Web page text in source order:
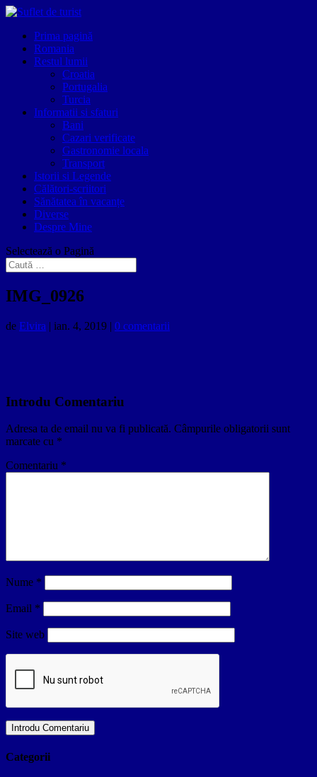
Prima pagină
Romania
Restul lumii
Croatia
Portugalia
Turcia
Informatii si sfaturi
Bani
Cazari verificate
Gastronomie locala
Transport
Istorii si Legende
Călători-scriitori
Sănătatea în vacanțe
Diverse
Despre Mine
Selectează o Pagină
IMG_0926
de Elvira | ian. 4, 2019 | 0 comentarii
Introdu Comentariu
Adresa ta de email nu va fi publicată. Câmpurile obligatorii sunt
marcate cu *
Comentariu *
Nume *
Email *
Site web
Categorii